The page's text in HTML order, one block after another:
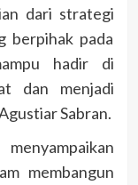
dari strategi
berpihak pada
hadir di
dan menjadi
Sabran.
membangun